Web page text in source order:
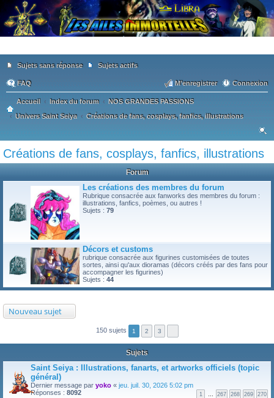
Sujets sans réponse Sujets actifs
FAQ Connexion
M’enregistrer
Accueil Index du forum
NOS GRANDES PASSIONS
Univers Saint Seiya
Créations de fans, cosplays, fanfics, illustrations
Créations de fans, cosplays, fanfics, illustrations
Forum
Les créations des membres du forum
Rubrique consacrée aux fanworks des membres du forum :
illustrations, fanfics, poèmes, ou autres !
Sujets : 79
Décors et customs
rubrique consacrée aux figurines customisées de toutes
sortes, ainsi qu'aux dioramas (décors créés par des fans pour
accompagner les figurines)
Sujets : 44
Nouveau sujet
150 sujets 1 2 3
Sujets
Saint Seiya : Illustrations, fanarts, et artworks officiels (topic
général)
Dernier message par yoko « jeu. juil. 30, 2026 5:02 pm
Réponses : 8092 1 267 268 269 270